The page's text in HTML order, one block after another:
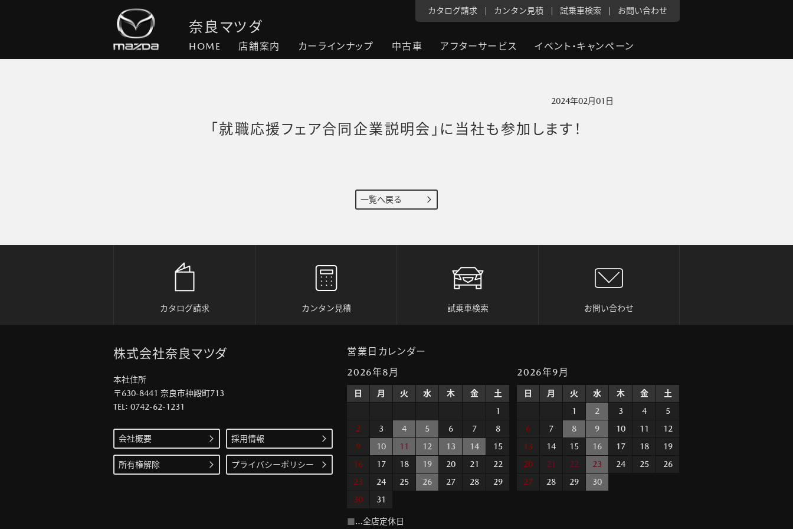
奈良マツダ
カタログ請求 カンタン見積 試乗車検索 お問い合わせ
HOME 店舗案内 カーラインナップ 中古車 アフターサービス イベント・キャンペーン
2024年02月01日
「就職応援フェア合同企業説明会」に当社も参加します！
一覧へ戻る
カタログ請求 カンタン見積 試乗車検索 お問い合わせ
株式会社奈良マツダ
本社住所
〒630-8441 奈良市神殿町713
TEL: 0742-62-1231
会社概要 採用情報
所有権解除 プライバシーポリシー
営業日カレンダー
2026年8月
日 月 火 水 木 金
土
1
2
3 4 5 6 7
8
9
10 11 12 13 14
15
16
17 18 19 20 21
22
23
24 25 26 27 28
29
30
31
2026年9月
日 月 火 水 木 金
土
1
2 3 4
5
6
7 8 9 10 11
12
13
14 15 16 17 18
19
20
21 22 23 24 25
26
27
28 29 30
■…全店定休日